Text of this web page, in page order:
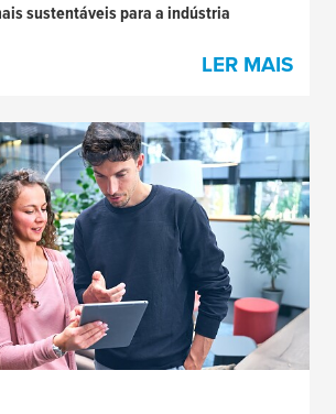
sustentáveis para a indústria
LER MAIS